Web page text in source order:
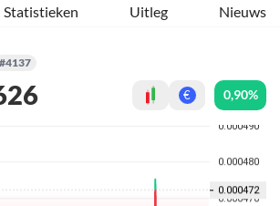
Statistieken Uitleg Nieuws
#4137
€ 0,90%